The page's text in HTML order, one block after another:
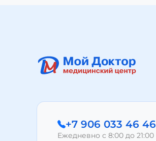
+7 906 033 46 46
Ежедневно с 8:00 до 21:00